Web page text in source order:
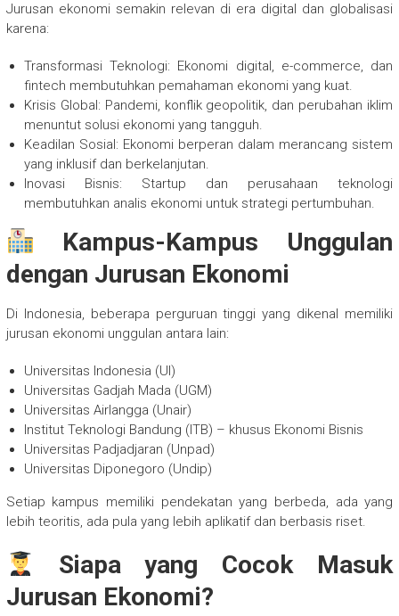
Jurusan ekonomi semakin relevan di era digital dan globalisasi
karena:
Transformasi Teknologi: Ekonomi digital, e-commerce, dan
fintech membutuhkan pemahaman ekonomi yang kuat.
Krisis Global: Pandemi, konflik geopolitik, dan perubahan iklim
menuntut solusi ekonomi yang tangguh.
Keadilan Sosial: Ekonomi berperan dalam merancang sistem
yang inklusif dan berkelanjutan.
Inovasi Bisnis: Startup dan perusahaan teknologi
membutuhkan analis ekonomi untuk strategi pertumbuhan.
Kampus-Kampus Unggulan
dengan Jurusan Ekonomi
Di Indonesia, beberapa perguruan tinggi yang dikenal memiliki
jurusan ekonomi unggulan antara lain:
Universitas Indonesia (UI)
Universitas Gadjah Mada (UGM)
Universitas Airlangga (Unair)
Institut Teknologi Bandung (ITB) – khusus Ekonomi Bisnis
Universitas Padjadjaran (Unpad)
Universitas Diponegoro (Undip)
Setiap kampus memiliki pendekatan yang berbeda, ada yang
lebih teoritis, ada pula yang lebih aplikatif dan berbasis riset.
Siapa yang Cocok Masuk
Jurusan Ekonomi?